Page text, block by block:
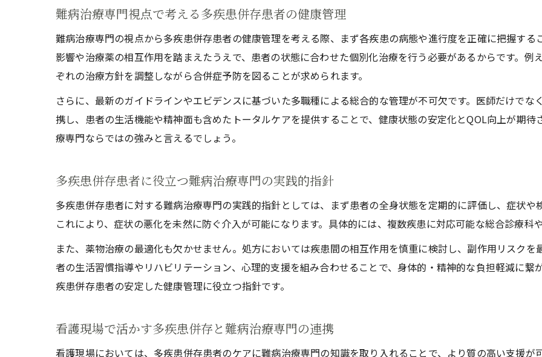
難病治療専門視点で考える多疾患併存患者の健康管理
難病治療専門の視点から多疾患併存患者の健康管理を考える際、まず各疾患の病態や進行度を正確に把握す
影響や治療薬の相互作用を踏まえたうえで、患者の状態に合わせた個別化治療を行う必要があるからです。
ぞれの治療方針を調整しながら合併症予防を図ることが求められます。
さらに、最新のガイドラインやエビデンスに基づいた多職種による総合的な管理が不可欠です。医師だけで
携し、患者の生活機能や精神面も含めたトータルケアを提供することで、健康状態の安定化とQOL向上が期
療専門ならではの強みと言えるでしょう。
多疾患併存患者に役立つ難病治療専門の実践的指針
多疾患併存患者に対する難病治療専門の実践的指針としては、まず患者の全身状態を定期的に評価し、症状や
これにより、症状の悪化を未然に防ぐ介入が可能になります。具体的には、複数疾患に対応可能な総合診療科
また、薬物治療の最適化も欠かせません。処方においては疾患間の相互作用を慎重に検討し、副作用リスク
者の生活習慣指導やリハビリテーション、心理的支援を組み合わせることで、身体的・精神的な負担軽減に繋
疾患併存患者の安定した健康管理に役立つ指針です。
看護現場で活かす多疾患併存と難病治療専門の連携
看護現場においては、多疾患併存患者のケアに難病治療専門の知識を取り入れることで、より質の高い支援